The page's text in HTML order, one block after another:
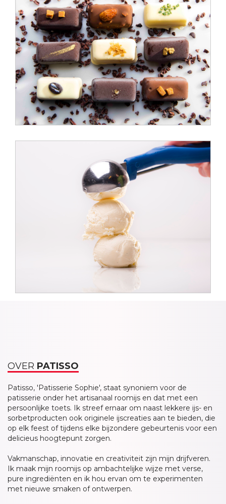
OVER PATISSO
Patisso, 'Patisserie Sophie', staat synoniem voor de
patisserie onder het artisanaal roomijs en dat met een
persoonlijke toets. Ik streef ernaar om naast lekkere ijs- en
sorbetproducten ook originele ijscreaties aan te bieden, die
op elk feest of tijdens elke bijzondere gebeurtenis voor een
delicieus hoogtepunt zorgen.
Vakmanschap, innovatie en creativiteit zijn mijn drijfveren.
Ik maak mijn roomijs op ambachtelijke wijze met verse,
pure ingrediënten en ik hou ervan om te experimenten
met nieuwe smaken of ontwerpen.